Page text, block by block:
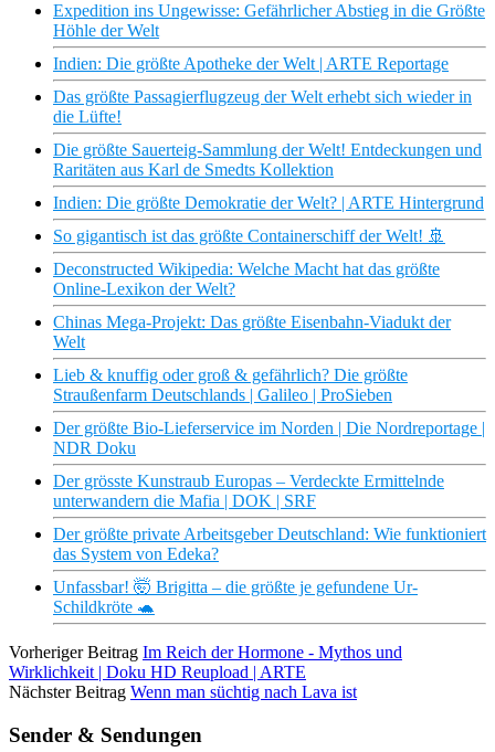
Expedition ins Ungewisse: Gefährlicher Abstieg in die Größte
Höhle der Welt
Indien: Die größte Apotheke der Welt | ARTE Reportage
Das größte Passagierflugzeug der Welt erhebt sich wieder in
die Lüfte!
Die größte Sauerteig-Sammlung der Welt! Entdeckungen und
Raritäten aus Karl de Smedts Kollektion
Indien: Die größte Demokratie der Welt? | ARTE Hintergrund
So gigantisch ist das größte Containerschiff der Welt! 🚢
Deconstructed Wikipedia: Welche Macht hat das größte
Online-Lexikon der Welt?
Chinas Mega-Projekt: Das größte Eisenbahn-Viadukt der
Welt
Lieb & knuffig oder groß & gefährlich? Die größte
Straußenfarm Deutschlands | Galileo | ProSieben
Der größte Bio-Lieferservice im Norden | Die Nordreportage |
NDR Doku
Der grösste Kunstraub Europas – Verdeckte Ermittelnde
unterwandern die Mafia | DOK | SRF
Der größte private Arbeitsgeber Deutschland: Wie funktioniert
das System von Edeka?
Unfassbar! 🤯 Brigitta – die größte je gefundene Ur-
Schildkröte 🐢
Vorheriger Beitrag Im Reich der Hormone - Mythos und
Wirklichkeit | Doku HD Reupload | ARTE
Nächster Beitrag Wenn man süchtig nach Lava ist
Sender & Sendungen